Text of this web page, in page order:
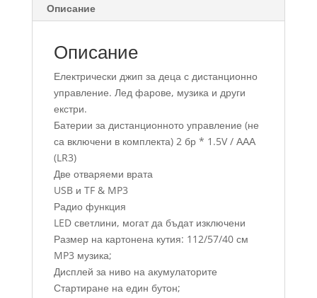
Описание
Описание
Електрически джип за деца с дистанционно
управление. Лед фарове, музика и други
екстри.
Батерии за дистанционното управление (не
са включени в комплекта) 2 бр * 1.5V / ААА
(LR3)
Две отваряеми врата
USB и TF & MP3
Радио функция
LED светлини, могат да бъдат изключени
Размер на картонена кутия: 112/57/40 см
MP3 музика;
Дисплей за ниво на акумулаторите
Стартиране на един бутон;